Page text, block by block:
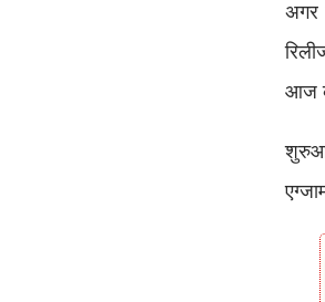
अगर
आज